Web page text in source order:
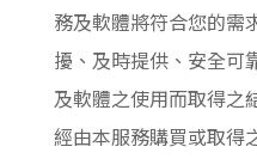
務及軟體將符合您的需
擾、及時提供、安全
及軟體之使用而取得之
經由本服務購買或取得